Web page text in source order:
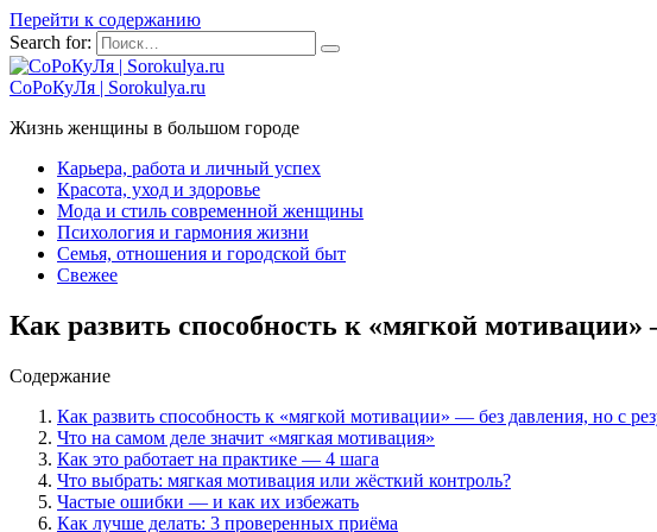
Перейти к содержанию
Search for:
СоРоКуЛя | Sorokulya.ru
Жизнь женщины в большом городе
Карьера, работа и личный успех
Красота, уход и здоровье
Мода и стиль современной женщины
Психология и гармония жизни
Семья, отношения и городской быт
Свежее
Как развить способность к «мягкой мотивации»
Содержание
Как развить способность к «мягкой мотивации» — без давления, но с
Что на самом деле значит «мягкая мотивация»
Как это работает на практике — 4 шага
Что выбрать: мягкая мотивация или жёсткий контроль?
Частые ошибки — и как их избежать
Как лучше делать: 3 проверенных приёма